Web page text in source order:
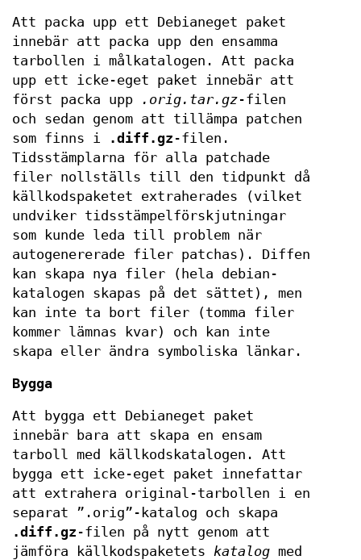
Att packa upp ett Debianeget paket
innebär att packa upp den ensamma
tarbollen i målkatalogen. Att packa
upp ett icke-eget paket innebär att
först packa upp
.orig.tar.gz-filen
och sedan genom att tillämpa patchen
som finns i
.diff.gz -filen.
Tidsstämplarna för alla patchade
filer nollställs till den tidpunkt då
källkodspaketet extraherades (vilket
undviker tidsstämpelförskjutningar
som kunde leda till problem när
autogenererade filer patchas). Diffen
kan skapa nya filer (hela debian-
katalogen skapas på det sättet), men
kan inte ta bort filer (tomma filer
kommer lämnas kvar) och kan inte
skapa eller ändra symboliska länkar.
Bygga
Att bygga ett Debianeget paket
innebär bara att skapa en ensam
tarboll med källkodskatalogen. Att
bygga ett icke-eget paket innefattar
att extrahera original-tarbollen i en
separat ”.orig”-katalog och skapa
.diff.gz -filen på nytt genom att
jämföra källkodspaketets katalog med